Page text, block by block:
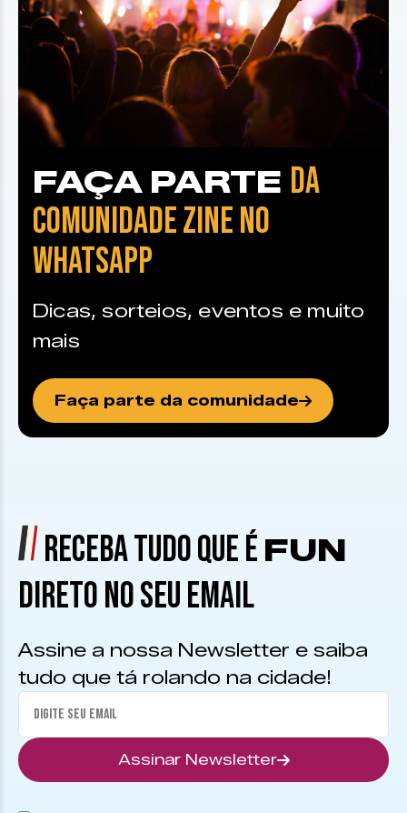
FAÇA PARTE DA
COMUNIDADE ZINE NO
WHATSAPP
Dicas, sorteios, eventos e muito
mais
Faça parte da comunidade
RECEBA TUDO QUE É FUN
DIRETO NO SEU EMAIL
Assine a nossa Newsletter e saiba
tudo que tá rolando na cidade!
Assinar Newsletter